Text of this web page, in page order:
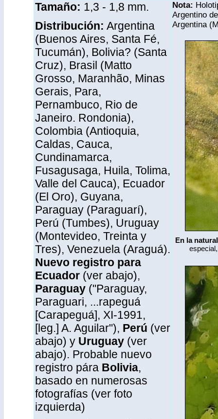
Tamaño: 1,3 - 1,8 mm.
Distribución: Argentina
(Buenos Aires, Santa Fé,
Tucumán), Bolivia? (Santa
Cruz), Brasil (Matto
Grosso, Maranhão, Minas
Gerais, Para,
Pernambuco, Rio de
Janeiro. Rondonia),
Colombia (Antioquia,
Caldas, Cauca,
Cundinamarca,
Fusagusaga, Huila, Tolima,
Valle del Cauca), Ecuador
(El Oro), Guyana,
Paraguay (Paraguarí),
Perú (Tumbes), Uruguay
(Montevideo, Treinta y
Tres), Venezuela (Araguá).
Nuevo registro para
Ecuador(ver abajo),
Paraguay("Paraguay,
Paraguari, ...rapeguá
[Carapeguá], XI-1991,
[leg.] A. Aguilar"), Perú (ver
abajo) y Uruguay(ver
abajo). Probable nuevo
registro pára Bolivia,
basado en numerosas
fotografías (ver foto
izquierda)
Nota:
Argentino
Argentina
En la